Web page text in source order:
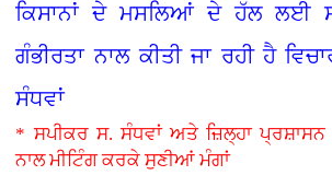
ਕਿਸਾਨਾਂ ਦੇ ਮਸਲਿਆਂ ਦੇ ਹੱਲ ਲਈ
ਗੰਭੀਰਤਾ ਨਾਲ ਕੀਤੀ ਜਾ ਰਹੀ ਹੈ
ਸੰਧਵਾਂ
* ਸਪੀਕਰ ਸ. ਸੰਧਵਾਂ ਅਤੇ ਜ਼ਿਲ੍ਹਾ
ਨਾਲ ਮੀਟਿੰਗ ਕਰਕੇ ਸੁਣੀਆਂ ਮੰਗਾਂ